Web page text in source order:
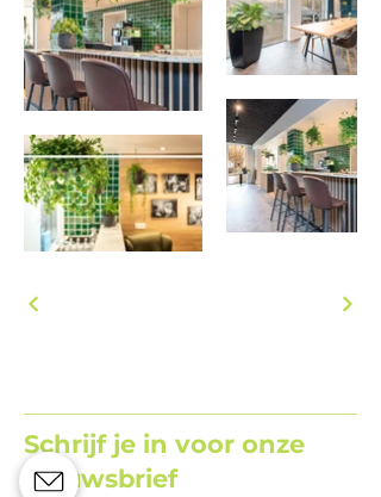
Schrijf je in voor onze
nieuwsbrief